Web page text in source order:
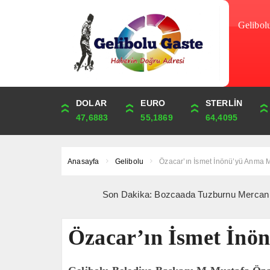
DOLAR
47,6883
EURO
55,1869
STERLİN
64,4095
ONS
4,337,11
ALTIN
6,651,01
ÇEYREK
10,874,40
Anasayfa Gelibolu Özacar’ın İsmet İnönü’yü Anma
Son Dakika: Bozcaada Tuzburnu Mercan
Özacar’ın İsmet